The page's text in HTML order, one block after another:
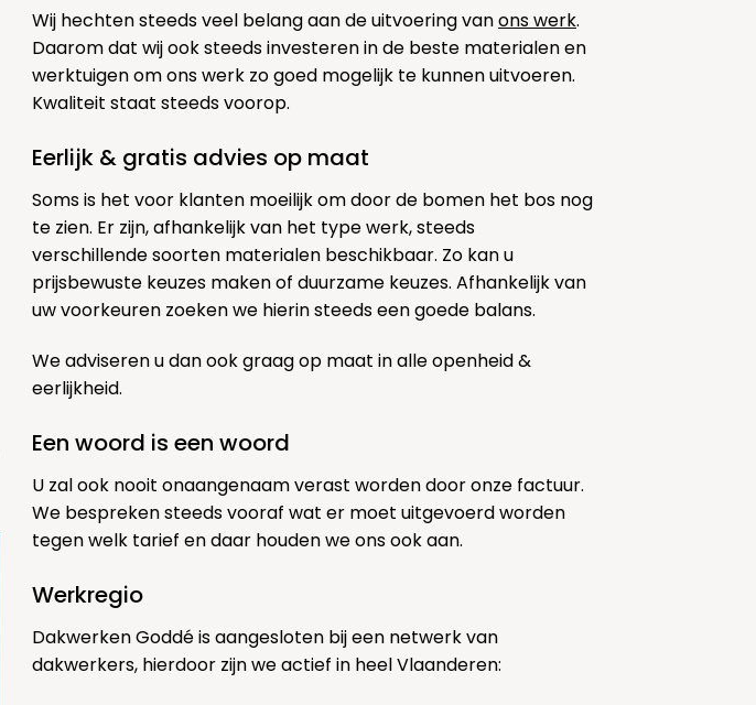
Wij hechten steeds veel belang aan de uitvoering vanons werk.
Daarom dat wij ook steeds investeren in de beste materialen en
werktuigen om ons werk zo goed mogelijk te kunnen uitvoeren.
Kwaliteit staat steeds voorop.
Eerlijk & gratis advies op maat
Soms is het voor klanten moeilijk om door de bomen het bos nog
te zien. Er zijn, afhankelijk van het type werk, steeds
verschillende soorten materialen beschikbaar. Zo kan u
prijsbewuste keuzes maken of duurzame keuzes. Afhankelijk van
uw voorkeuren zoeken we hierin steeds een goede balans.
We adviseren u dan ook graag op maat in alle openheid &
eerlijkheid.
Een woord is een woord
U zal ook nooit onaangenaam verast worden door onze factuur.
We bespreken steeds vooraf wat er moet uitgevoerd worden
tegen welk tarief en daar houden we ons ook aan.
Werkregio
Dakwerken Goddé is aangesloten bij een netwerk van
dakwerkers, hierdoor zijn we actief in heel Vlaanderen: